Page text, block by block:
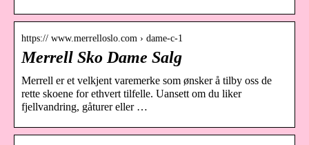
https:// www.merrelloslo.com › dame-c-1
Merrell Sko Dame Salg
Merrell er et velkjent varemerke som ønsker å tilby oss de
rette skoene for ethvert tilfelle. Uansett om du liker
fjellvandring, gåturer eller …